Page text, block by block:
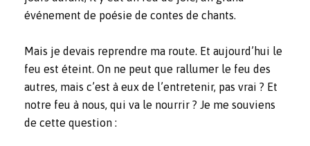
événement de poésie de contes de chants.
Mais je devais reprendre ma route. Et aujourd’hui le
feu est éteint. On ne peut que rallumer le feu des
autres, mais c’est à eux de l’entretenir, pas vrai ? Et
notre feu à nous, qui va le nourrir ? Je me souviens
de cette question :